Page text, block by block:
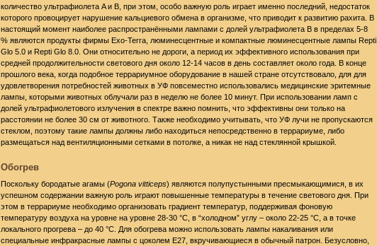
количество ультрафиолета A и B, при этом, особо важную роль играет именно последний, недостаток
которого провоцирует нарушение кальциевого обмена в организме, что приводит к развитию рахита. В
настоящий момент наиболее распространёнными лампами с долей ультрафиолета B в пределах 5-8
% являются продукты фирмы Exo-Terra, люминесцентные и компактные люминесцентные лампы Repti
Glo 5.0 и Repti Glo 8.0. Они относительно не дороги, а период их эффективного использования при
средней продолжительности светового дня около 12-14 часов в день составляет около года. В конце
прошлого века, когда подобное террариумное оборудование в нашей стране отсутствовало, для для
удовлетворения потребностей животных в УФ повсеместно использовались медицинские эритемные
лампы, которыми животных облучали раз в неделю не более 10 минут. При использовании ламп с
долей ультрафиолетового излучения в спектре важно помнить, что эффективны они только на
расстоянии не более 30 см от животного. Также необходимо учитывать, что УФ лучи не пропускаются
стеклом, поэтому такие лампы должны либо находиться непосредственно в террариуме, либо
размещаться над вентиляционными сетками в потолке, а никак не над стеклянной крышкой.
Обогрев
Поскольку бородатые агамы (Pogona vitticeps) являются полупустынными пресмыкающимися, в их
успешном содержании важную роль играют повышенные температуры в течение светового дня. При
этом в террариуме необходимо организовать градиент температур, поддерживая фоновую
температуру воздуха на уровне на уровне 28-30 °C, в “холодном” углу – около 22-25 °C, а в точке
локального прогрева – до 40 °C. Для обогрева можно использовать лампы накаливания или
специальные инфракрасные лампы с цоколем E27, вкручивающиеся в обычный патрон. Безусловно,